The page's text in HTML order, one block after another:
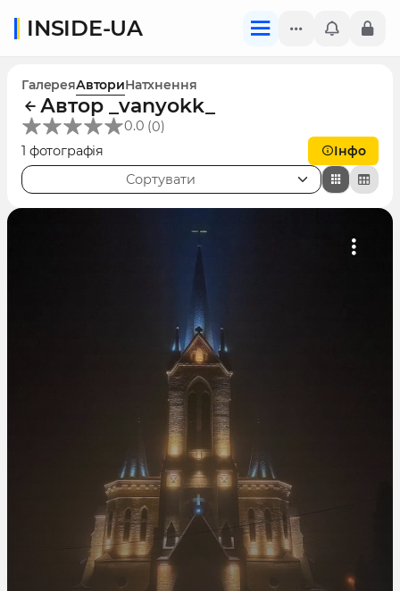
INSIDE-UA
ГалереяАвториНатхнення
Автор _vanyokk_
0.0 (0)
1 фотографія
Інфо
Сортувати